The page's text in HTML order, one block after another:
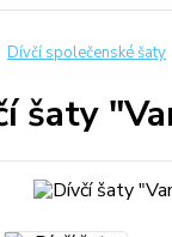
Dívčí společenské šaty
šaty